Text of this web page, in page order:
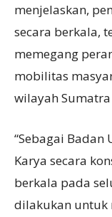
menjelaskan,
secara berkala,
memegang
mobilitas
wilayah
“Sebagai Badan
Karya secara
berkala pada
dilakukan untuk